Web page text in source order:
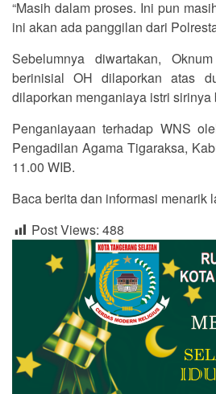
“Masih dalam proses. Ini pun
ini akan ada panggilan dari
Sebelumnya diwartakan,
berinisial OH dilaporkan atas
dilaporkan menganiaya istri
Penganiayaan terhadap WNS
Pengadilan Agama Tigaraksa,
11.00 WIB.
Baca berita dan informasi menarik
Post Views: 488